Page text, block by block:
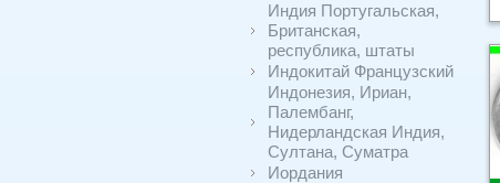
Индия Португальская,
Британская,
республика, штаты
Индокитай Французский
Индонезия, Ириан,
Палембанг,
Нидерландская Индия,
Султана, Суматра
Иордания